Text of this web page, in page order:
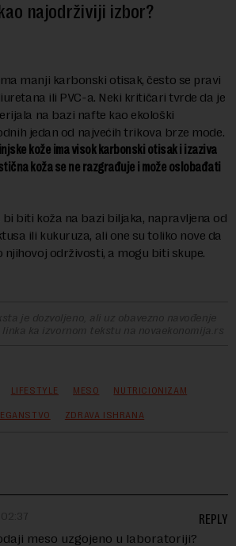
najodrživiji izbor?
manji karbonski otisak, često se pravi
ili PVC-a. Neki kritičari tvrde da je
na bazi nafte kao ekološki
jedan od najvećih trikova brze mode.
kože ima visok karbonski otisak i izaziva
koža se ne razgrađuje i može oslobađati
biti koža na bazi biljaka, napravljena od
ili kukuruza, ali one su toliko nove da
njihovoj održivosti, a mogu biti skupe.
je dozvoljeno, ali uz obavezno navođenje
ka izvornom tekstu na novaekonomija.rs
LIFESTYLE MESO NUTRICIONIZAM
ZDRAVA ISHRANA
02:37
meso uzgojeno u laboratoriji?
REPLY